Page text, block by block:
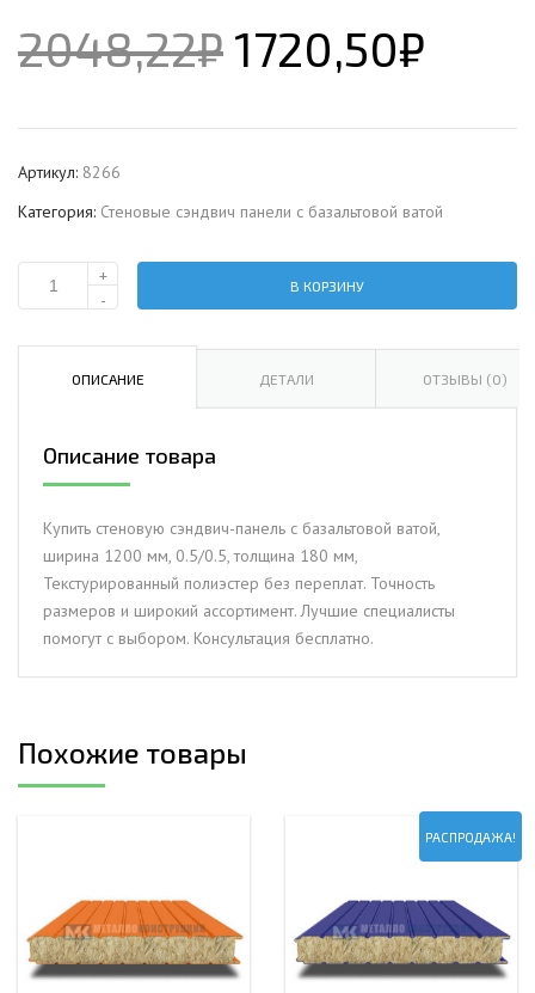
2048,22₽ 1720,50₽
Артикул: 8266
Категория: Стеновые сэндвич панели с базальтовой ватой
Количество
сэндвич-
ватой,
ширина
0.5/0.5,
толщина
180
Текстурированный
+
-
В КОРЗИНУ
ОПИСАНИЕ ДЕТАЛИ ОТЗЫВЫ (0)
Описание товара
Купить стеновую сэндвич-панель с базальтовой ватой,
ширина 1200 мм, 0.5/0.5, толщина 180 мм,
Текстурированный полиэстер без переплат. Точность
размеров и широкий ассортимент. Лучшие специалисты
помогут с выбором. Консультация бесплатно.
Похожие товары
РАСПРОДАЖА!